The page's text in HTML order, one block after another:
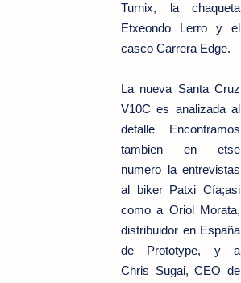
Turnix, la chaqueta
Etxeondo Lerro y el
casco Carrera Edge.
La nueva Santa Cruz
V10C es analizada al
detalle Encontramos
tambien en etse
numero la entrevistas
al biker Patxi Cía;asi
como a Oriol Morata,
distribuidor en España
de Prototype, y a
Chris Sugai, CEO de